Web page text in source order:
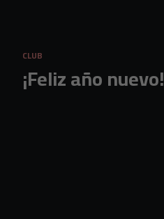
CLUB
¡Feliz año nuevo!